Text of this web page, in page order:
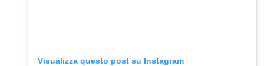
Visualizza questo post su Instagram